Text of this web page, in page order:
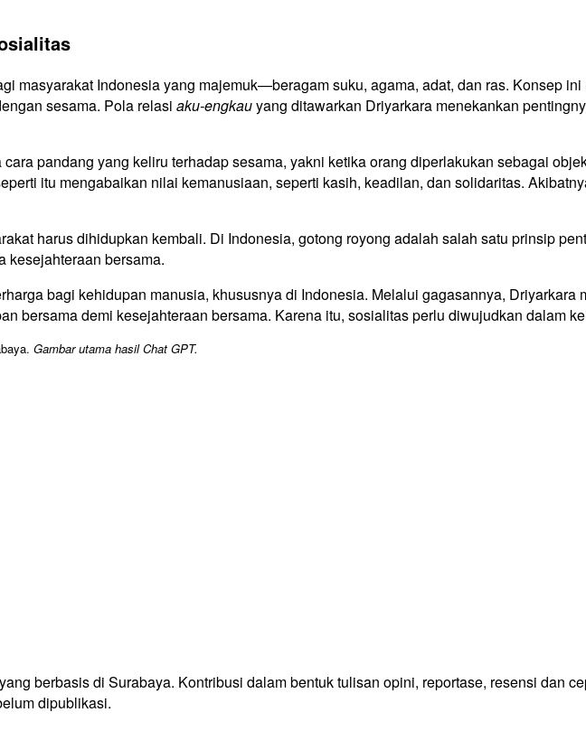
masyarakat Indonesia yang majemuk—beragam suku, agama, adat, dan ras. Konsep
sesama. Pola relasi aku-engkauyang ditawarkan Driyarkara menekankan
pandang yang keliru terhadap sesama, yakni ketika orang diperlakukan sebagai
itu mengabaikan nilai kemanusiaan, seperti kasih, keadilan, dan solidaritas.
harus dihidupkan kembali. Di Indonesia, gotong royong adalah salah satu prinsip
kesejahteraan bersama.
bagi kehidupan manusia, khususnya di Indonesia. Melalui gagasannya, Driyarkara
bersama demi kesejahteraan bersama. Karena itu, sosialitas perlu diwujudkan dalam
Gambar utama hasil Chat GPT.
berbasis di Surabaya. Kontribusi dalam bentuk tulisan opini, reportase, resensi dan
dipublikasi.